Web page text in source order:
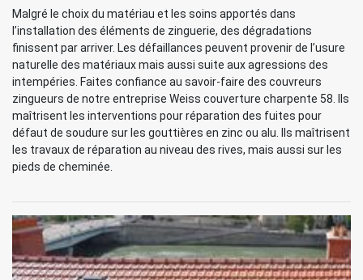
Malgré le choix du matériau et les soins apportés dans
l’installation des éléments de zinguerie, des dégradations
finissent par arriver. Les défaillances peuvent provenir de l’usure
naturelle des matériaux mais aussi suite aux agressions des
intempéries. Faites confiance au savoir-faire des couvreurs
zingueurs de notre entreprise Weiss couverture charpente 58. Ils
maîtrisent les interventions pour réparation des fuites pour
défaut de soudure sur les gouttières en zinc ou alu. Ils maîtrisent
les travaux de réparation au niveau des rives, mais aussi sur les
pieds de cheminée.